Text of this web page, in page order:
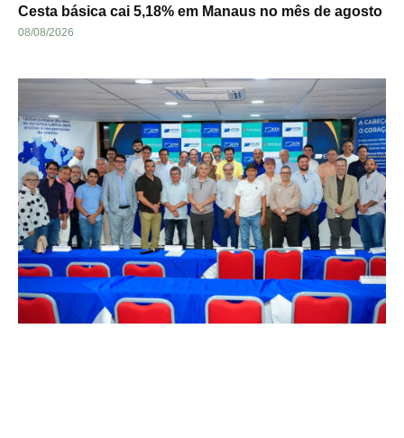
Cesta básica cai 5,18% em Manaus no mês de agosto
08/08/2026